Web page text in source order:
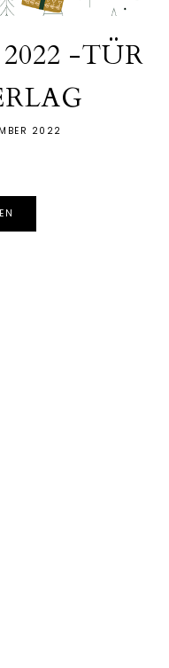
-TÜR
2022